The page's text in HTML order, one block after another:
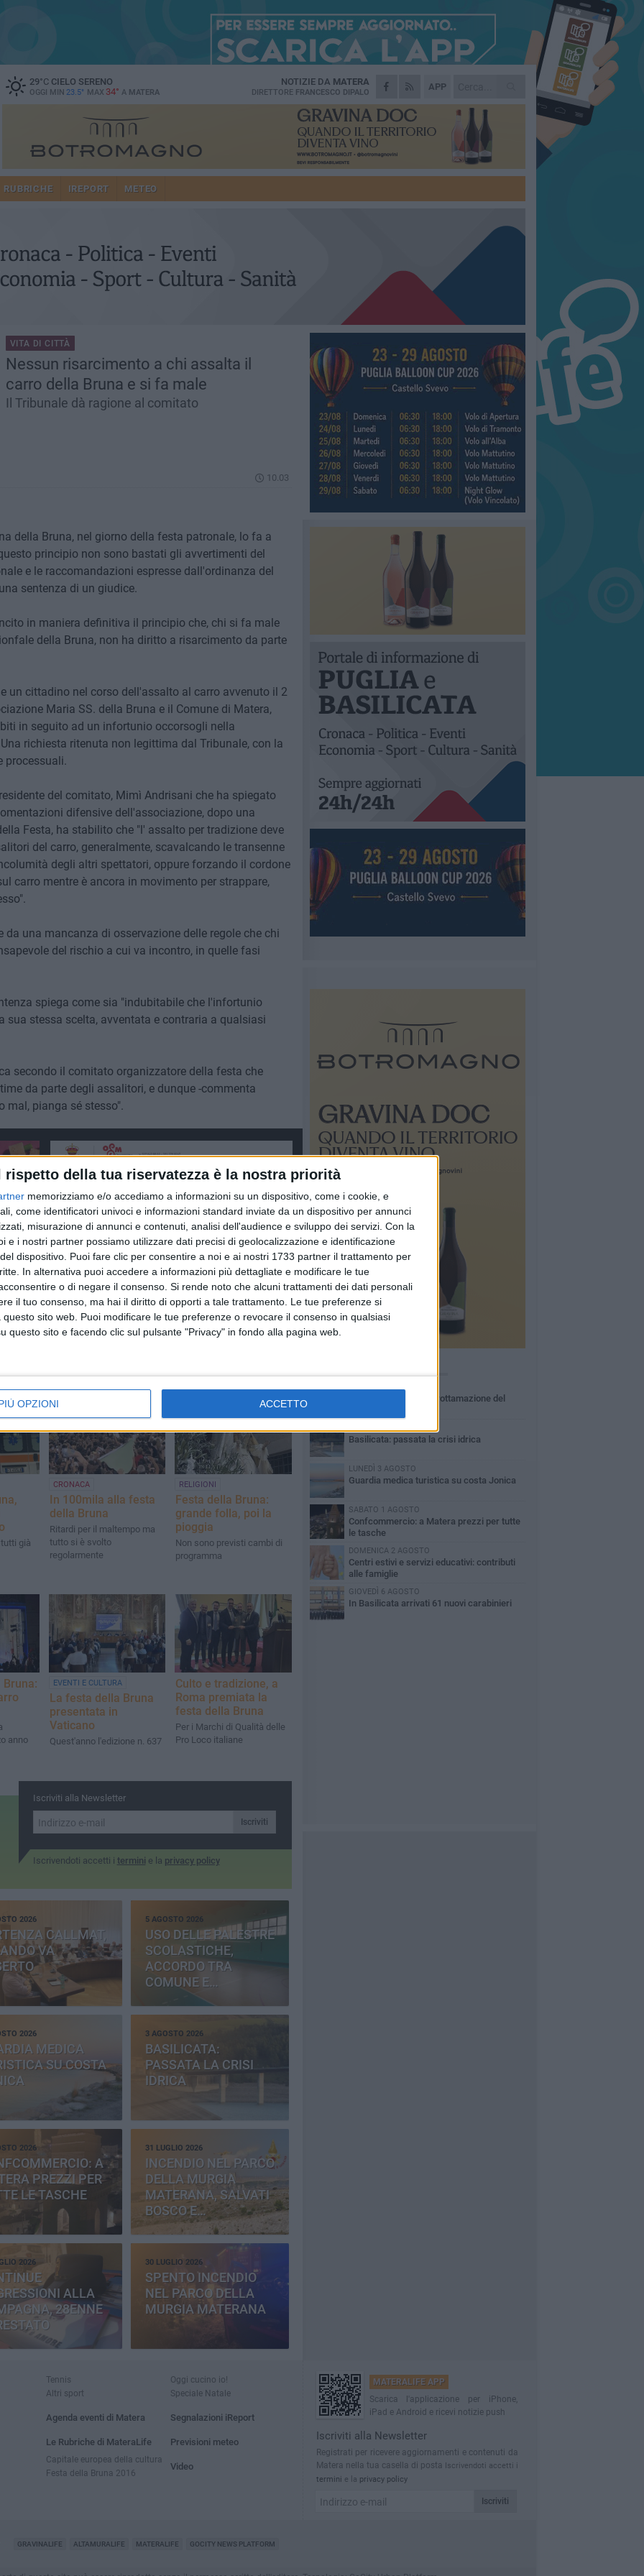
rispetto della tua riservatezza è la nostra priorità
memorizziamo e/o accediamo a informazioni su un dispositivo, come i cookie, e
come identificatori univoci e informazioni standard inviate da un dispositivo per annunci
misurazione di annunci e contenuti, analisi dell'audience e sviluppo dei servizi. Con la
e i nostri partner possiamo utilizzare dati precisi di geolocalizzazione e identificazione
dispositivo. Puoi fare clic per consentire a noi e ai nostri 1733 partner il trattamento per
In alternativa puoi accedere a informazioni più dettagliate e modificare le tue
o di negare il consenso. Si rende noto che alcuni trattamenti dei dati personali
il tuo consenso, ma hai il diritto di opporti a tale trattamento. Le tue preferenze si
sito web. Puoi modificare le tue preferenze o revocare il consenso in qualsiasi
questo sito e facendo clic sul pulsante "Privacy" in fondo alla pagina web.
OPZIONI ACCETTO
29°CCIELO SERENO
OGGI MIN 23.5° MAX 34° A MATERA
APP
NOTIZIE DA MATERA
DIRETTORE FRANCESCO DIPALO
RUBRICHE IREPORT METEO
VITA DI CITTÀ
Nessun risarcimento a chi assalta il
carro della Bruna e si fa male
Il Tribunale dà ragione al comitato
10.03
della Bruna, nel giorno della festa patronale, lo fa a
principio non sono bastati gli avvertimenti del
e le raccomandazioni espresse dall'ordinanza del
sentenza di un giudice.
in maniera definitiva il principio che, chi si fa male
della Bruna, non ha diritto a risarcimento da parte
un cittadino nel corso dell'assalto al carro avvenuto il 2
Maria SS. della Bruna e il Comune di Matera,
in seguito ad un infortunio occorsogli nella
richiesta ritenuta non legittima dal Tribunale, con la
processuali.
del comitato, Mimì Andrisani che ha spiegato
difensive dell'associazione, dopo una
Festa, ha stabilito che "l' assalto per tradizione deve
del carro, generalmente, scavalcando le transenne
degli altri spettatori, oppure forzando il cordone
carro mentre è ancora in movimento per strappare,
da una mancanza di osservazione delle regole che chi
del rischio a cui va incontro, in quelle fasi
spiega come sia "indubitabile che l'infortunio
sua stessa scelta, avventata e contraria a qualsiasi
secondo il comitato organizzatore della festa che
da parte degli assalitori, e dunque -commenta
mal, pianga sé stesso".
TRIONFALE CARRO TRIONFALE 2016
già
CRONACA
In 100mila alla festa
della Bruna
Ritardi per il maltempo ma
tutto si è svolto
regolarmente
RELIGIONI
Festa della Bruna:
grande folla, poi la
pioggia
Non sono previsti cambi di
programma
Bruna:
anno
EVENTI E CULTURA
La festa della Bruna
presentata in
Vaticano
Quest'anno l'edizione n. 637
Culto e tradizione, a
Roma premiata la
festa della Bruna
Per i Marchi di Qualità delle
Pro Loco italiane
Iscriviti alla Newsletter
Iscriviti
Iscrivendoti accetti i termini e la privacy policy
2026
CALLMAT,
VA
5 AGOSTO 2026
USO DELLE PALESTRE
SCOLASTICHE,
ACCORDO TRA
COMUNE E
PROVINCIA
2026
MEDICA
SU COSTA
3 AGOSTO 2026
BASILICATA:
PASSATA LA CRISI
IDRICA
2026
A
PREZZI PER
LE TASCHE
31 LUGLIO 2026
INCENDIO NEL PARCO
DELLA MURGIA
MATERANA, SALVATI
BOSCO E
CEMENTERIA
2026
ALLA
28ENNE
30 LUGLIO 2026
SPENTO INCENDIO
NEL PARCO DELLA
MURGIA MATERANA
Basilicata: approvata rottamazione del
Basilicata: passata la crisi idrica
LUNEDÌ 3 AGOSTO
Guardia medica turistica su costa Jonica
SABATO 1 AGOSTO
Confcommercio: a Matera prezzi per tutte
le tasche
DOMENICA 2 AGOSTO
Centri estivi e servizi educativi: contributi
alle famiglie
GIOVEDÌ 6 AGOSTO
In Basilicata arrivati 61 nuovi carabinieri
Tennis
Altri sport
Agenda eventi di Matera
Le Rubriche di MateraLife
Capitale europea della cultura
Festa della Bruna 2016
Oggi cucino io!
Speciale Natale
Segnalazioni iReport
Previsioni meteo
Video
MATERALIFE APP
Scarica l'applicazione per iPhone,
iPad e Android e ricevi notizie push
Iscriviti alla Newsletter
Registrati per ricevere aggiornamenti e contenuti da
Matera nella tua casella di posta
Iscrivendoti accetti i
termini e la privacy policy
Iscriviti
GRAVINALIFE ALTAMURALIFE MATERALIFE GOCITY NEWS PLATFORM